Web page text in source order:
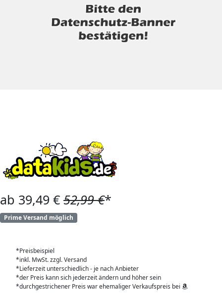
ab 39,49 € 52,99 €*
Prime Versand möglich
*Preisbeispiel
*inkl. MwSt. zzgl. Versand
*Lieferzeit unterschiedlich - je nach Anbieter
*der Preis kann sich jederzeit ändern und höher sein
*durchgestrichener Preis war ehemaliger Verkaufspreis bei